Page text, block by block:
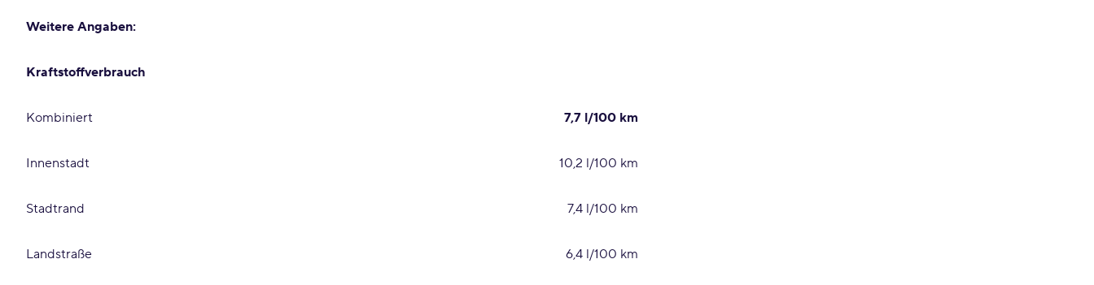
Weitere Angaben:
Kraftstoffverbrauch
Kombiniert 7,7 l/100 km
Innenstadt 10,2 l/100 km
Stadtrand 7,4 l/100 km
Landstraße 6,4 l/100 km